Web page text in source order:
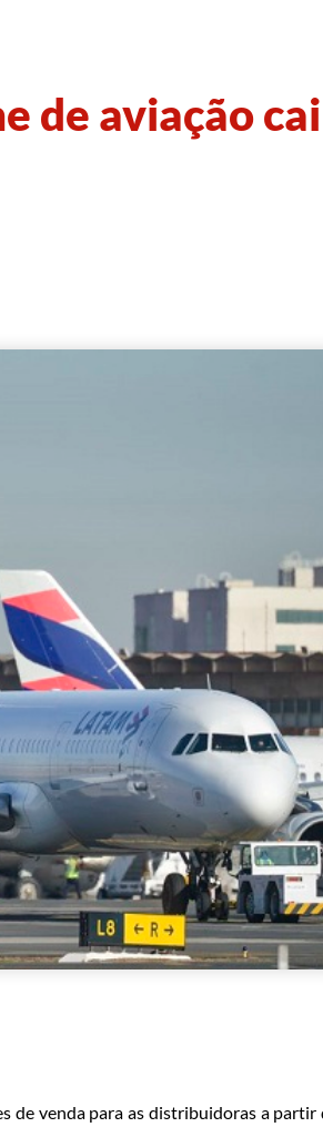
de aviação cai
de venda para as distribuidoras a partir